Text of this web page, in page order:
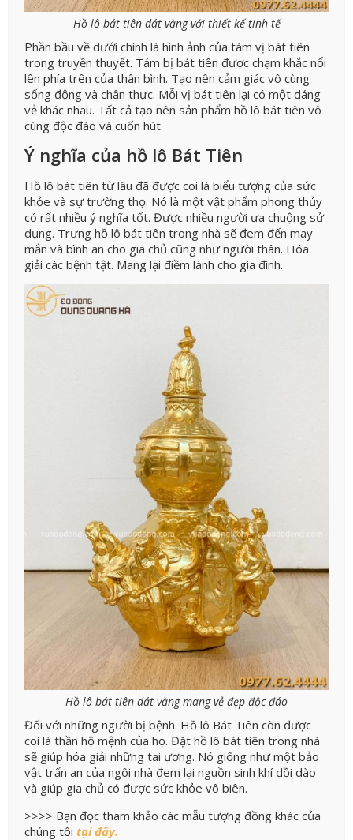
Hồ lô bát tiên dát vàng với thiết kế tinh tế
Phần bầu về dưới chính là hình ảnh của tám vị bát tiên
trong truyền thuyết. Tám bị bát tiên được chạm khắc nổi
lên phía trên của thân bình. Tạo nên cảm giác vô cùng
sống động và chân thực. Mỗi vị bát tiên lại có một dáng
vẻ khác nhau. Tất cả tạo nên sản phẩm hồ lô bát tiên vô
cùng độc đáo và cuốn hút.
Ý nghĩa của hồ lô Bát Tiên
Hồ lô bát tiên từ lâu đã được coi là biểu tượng của sức
khỏe và sự trường thọ. Nó là một vật phẩm phong thủy
có rất nhiều ý nghĩa tốt. Được nhiều người ưa chuộng sử
dụng. Trưng hồ lô bát tiên trong nhà sẽ đem đến may
mắn và bình an cho gia chủ cũng như người thân. Hóa
giải các bệnh tật. Mang lại điềm lành cho gia đình.
Hồ lô bát tiên dát vàng mang vẻ đẹp độc đáo
Đối với những người bị bệnh. Hồ lô Bát Tiên còn được
coi là thần hộ mệnh của họ. Đặt hồ lô bát tiên trong nhà
sẽ giúp hóa giải những tai ương. Nó giống như một bảo
vật trấn an của ngôi nhà đem lại nguồn sinh khí dồi dào
và giúp gia chủ có được sức khỏe vô biên.
>>>> Bạn đọc tham khảo các mẫu tượng đồng khác của
chúng tôi tại đây.